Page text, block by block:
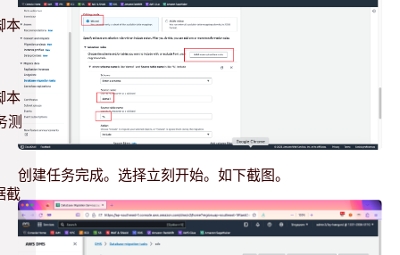
本
本
测
截
创建任务完成。选择立刻开始。如下截图。